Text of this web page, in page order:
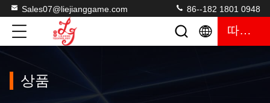
Sales07@liejianggame.com 86--182 1801 0948
따옴표
상품